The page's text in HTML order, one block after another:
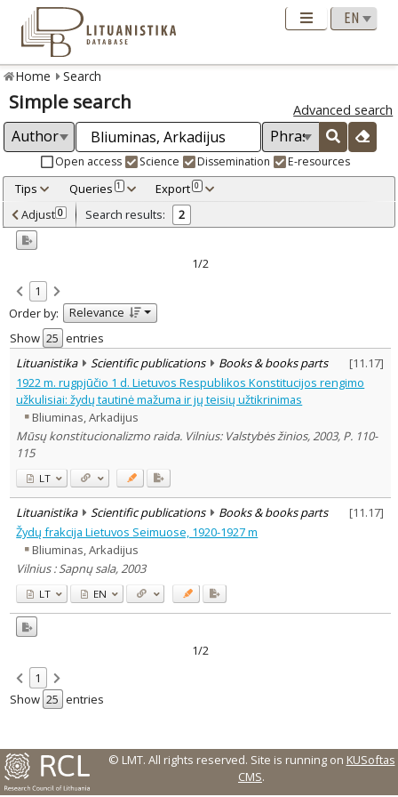
Home Search
Simple search Advanced search
Open access Science Dissemination E-resources
Tips Queries 1 Export 0
Adjusted by criteria 0
Year
Refine
Scientific publications
Document Type:
Books & books parts
Subject area
History
Law 2
Text language
Country of publication
Historical periods
Lithuanian place names
Subject
Adjust 0 Search results: 2
1/2
1
Order by:
Relevance
Show
entries
Lituanistika
Scientific publications Books & books parts [11.17]
1922 m. rugpjūčio 1 d. Lietuvos Respublikos Konstitucijos rengimo
užkulisiai: žydų tautinė mažuma ir jų teisių užtikrinimas
Bliuminas, Arkadijus
Mūsų konstitucionalizmo raida. Vilnius: Valstybės žinios, 2003, P. 110-
115
LT
Lituanistika Scientific publications Books & books parts [11.17]
Žydų frakcija Lietuvos Seimuose, 1920-1927 m
Bliuminas, Arkadijus
Vilnius : Sapnų sala, 2003
LT EN
1/2
1
Show
entries
© LMT. All rights reserved. Site is running on KUSoftas
CMS.